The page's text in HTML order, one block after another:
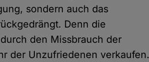
sondern auch das
Denn die
den Missbrauch der
der Unzufriedenen verkaufen.